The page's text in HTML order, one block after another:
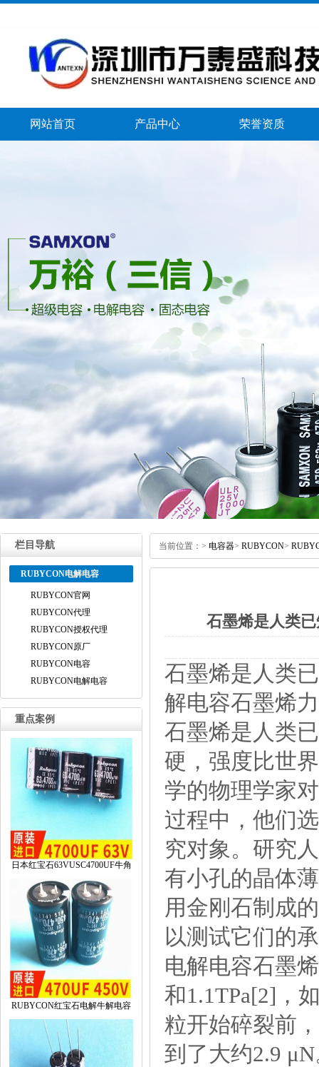
网站首页 产品中心 荣誉资质
栏目导航
RUBYCON电解电容
RUBYCON官网
RUBYCON代理
RUBYCON授权代理
RUBYCON原厂
RUBYCON电容
RUBYCON电解电容
重点案例
日本红宝石63VUSC4700UF牛角
RUBYCON红宝石电解牛解电容
当前位置： > 电容器> RUBYCON>
石墨烯是人类
石墨烯是人类
解电容石墨烯
石墨烯是人类
硬，强度比世
学的物理学家
过程中，他们
究对象。研究
有小孔的晶体
用金刚石制成
以测试它们的
电解电容石墨
和1.1TPa[2]，
粒开始碎裂前
到了大约